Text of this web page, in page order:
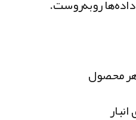
روبه‌روست.